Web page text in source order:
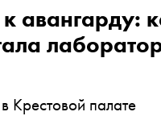
авангарду:
Крестовой палате